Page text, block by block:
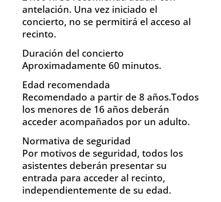
antelación. Una vez iniciado el
concierto, no se permitirá el acceso al
recinto.
Duración del concierto
Aproximadamente 60 minutos.
Edad recomendada
Recomendado a partir de 8 años.Todos
los menores de 16 años deberán
acceder acompañados por un adulto.
Normativa de seguridad
Por motivos de seguridad, todos los
asistentes deberán presentar su
entrada para acceder al recinto,
independientemente de su edad.